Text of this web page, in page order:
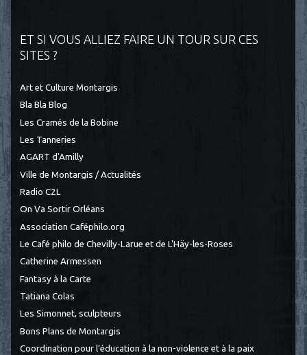
ET SI VOUS ALLIEZ FAIRE UN TOUR SUR CES
SITES ?
Art et Culture Montargis
Bla Bla Blog
Les Cramés de la Bobine
Les Tanneries
AGART d'Amilly
Ville de Montargis / Actualités
Radio C2L
On Va Sortir Orléans
Association Caféphilo.org
Le Café philo de Chevilly-Larue et de L'Häy-les-Roses
Catherine Armessen
Fantasy à la Carte
Tatiana Colas
Les Simonnet, sculpteurs
Bons Plans de Montargis
Coordination pour l’éducation à la non-violence et à la paix